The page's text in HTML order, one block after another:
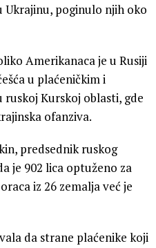
Ukrajinu, poginulo njih oko
Amerikanaca je u Rusiji
u plaćeničkim i
Kurskoj oblasti, gde
ofanziva.
predsednik ruskog
je 902 lica optuženo za
iz 26 zemalja već je
da strane plaćenike koji